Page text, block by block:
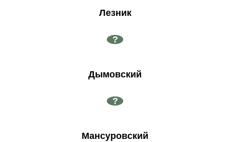
Лезник
?
Дымовский
?
Мансуровский